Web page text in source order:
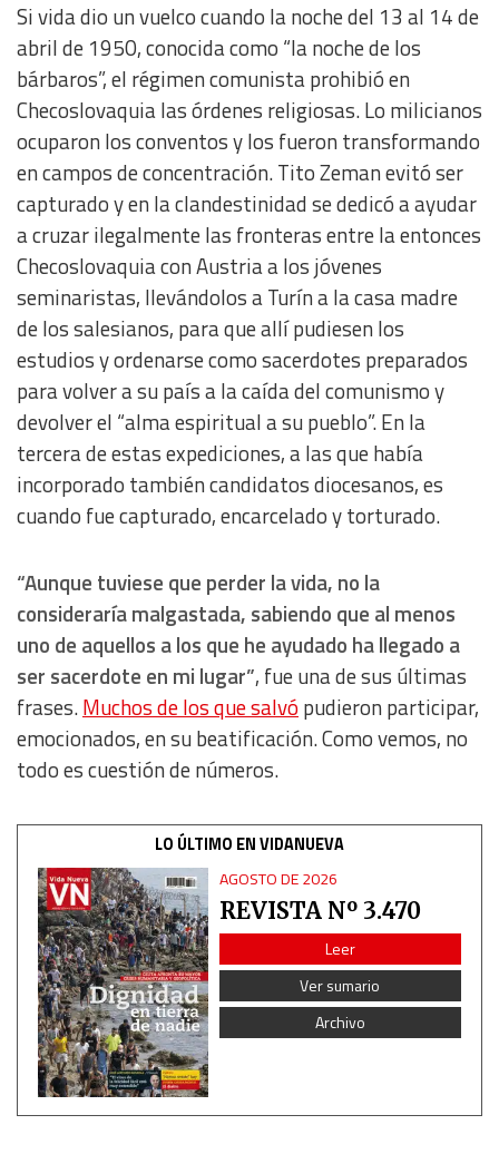
Si vida dio un vuelco cuando la noche del 13 al 14 de
abril de 1950, conocida como “la noche de los
bárbaros”, el régimen comunista prohibió en
Checoslovaquia las órdenes religiosas. Lo milicianos
ocuparon los conventos y los fueron transformando
en campos de concentración. Tito Zeman evitó ser
capturado y en la clandestinidad se dedicó a ayudar
a cruzar ilegalmente las fronteras entre la entonces
Checoslovaquia con Austria a los jóvenes
seminaristas, llevándolos a Turín a la casa madre
de los salesianos, para que allí pudiesen los
estudios y ordenarse como sacerdotes preparados
para volver a su país a la caída del comunismo y
devolver el “alma espiritual a su pueblo”. En la
tercera de estas expediciones, a las que había
incorporado también candidatos diocesanos, es
cuando fue capturado, encarcelado y torturado.
“Aunque tuviese que perder la vida, no la
consideraría malgastada, sabiendo que al menos
uno de aquellos a los que he ayudado ha llegado a
ser sacerdote en mi lugar”, fue una de sus últimas
frases.Muchos de los que salvópudieron participar,
emocionados, en su beatificación. Como vemos, no
todo es cuestión de números.
LO ÚLTIMO EN VIDANUEVA
AGOSTO DE 2026
REVISTA Nº 3.470
Leer
Ver sumario
Archivo